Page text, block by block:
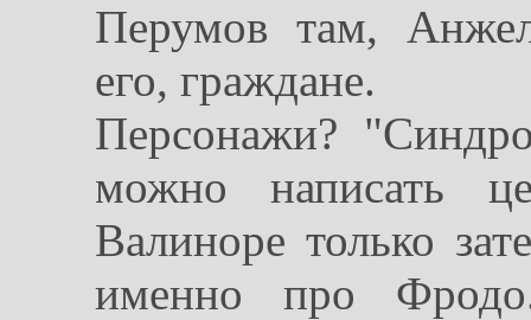
Перумов там,
его, граждане.
Персонажи?
можно написать
Валиноре только
именно про Фродо.